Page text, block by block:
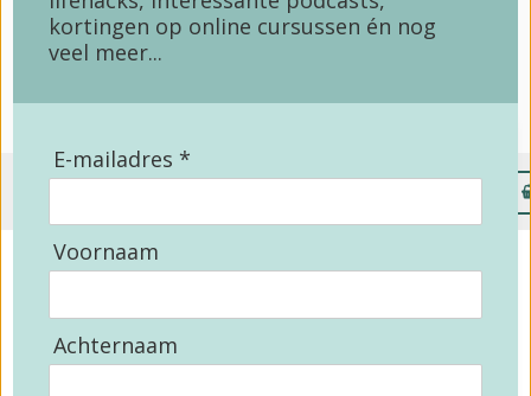
Communicatie is de sleutel tot succesvolle
vaak stuiten we op misverstanden, aannames,
en ineffectieve gesprekken. Het 12-weekse
kortingen op online cursussen én nog
veel meer...
E-mailadres *
Voornaam
Achternaam